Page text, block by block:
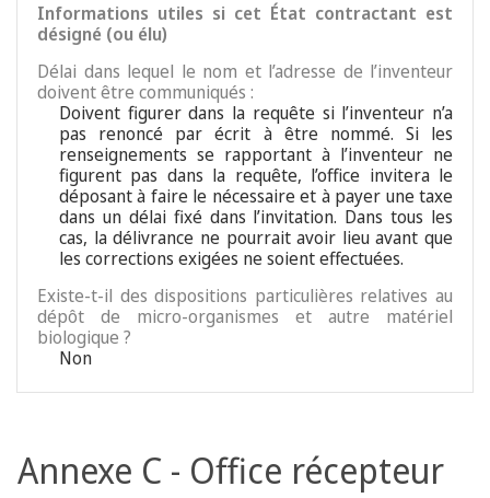
Informations utiles si cet État contractant est
désigné (ou élu)
Délai dans lequel le nom et l’adresse de l’inventeur
doivent être communiqués :
Doivent figurer dans la requête si l’inventeur n’a
pas renoncé par écrit à être nommé. Si les
renseignements se rapportant à l’inventeur ne
figurent pas dans la requête, l’office invitera le
déposant à faire le nécessaire et à payer une taxe
dans un délai fixé dans l’invitation. Dans tous les
cas, la délivrance ne pourrait avoir lieu avant que
les corrections exigées ne soient effectuées.
Existe-t-il des dispositions particulières relatives au
dépôt de micro-organismes et autre matériel
biologique ?
Non
Annexe C - Office récepteur